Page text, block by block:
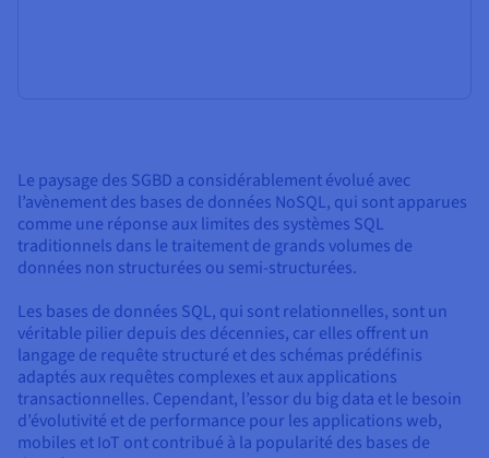
Le paysage des SGBD a considérablement évolué avec
l’avènement des bases de données NoSQL, qui sont apparues
comme une réponse aux limites des systèmes SQL
traditionnels dans le traitement de grands volumes de
données non structurées ou semi-structurées.
Les bases de données SQL, qui sont relationnelles, sont un
véritable pilier depuis des décennies, car elles offrent un
langage de requête structuré et des schémas prédéfinis
adaptés aux requêtes complexes et aux applications
transactionnelles. Cependant, l’essor du big data et le besoin
d’évolutivité et de performance pour les applications web,
mobiles et IoT ont contribué à la popularité des bases de